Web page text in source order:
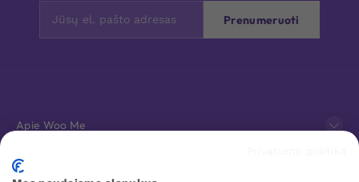
Prenumeruoti
Apie Woo Me
Klientų aptarnavimas